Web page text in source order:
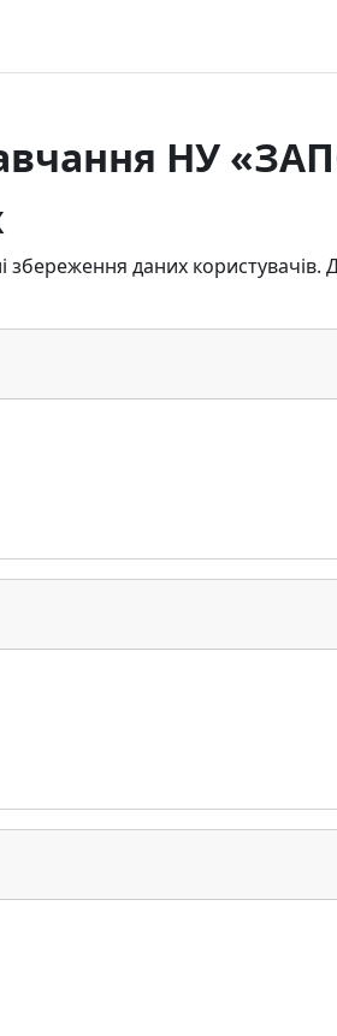
НУ
даних користувачів.